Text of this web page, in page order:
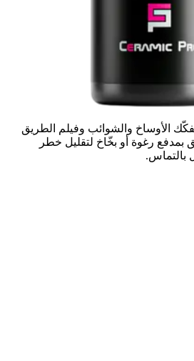
الأوساخ والشوائب وفيلم الطريق
بمدفع رغوة أو بخّاخ لتقليل خطر
بالتماس.